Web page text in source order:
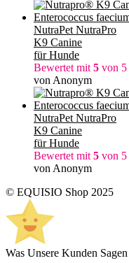
NutraPet NutraPro
K9 Canine
für Hunde
Bewertet mit 5 von 5
von Anonym
NutraPet NutraPro
K9 Canine
für Hunde
Bewertet mit 5 von 5
von Anonym
© EQUISIO Shop 2025
Was Unsere Kunden Sagen